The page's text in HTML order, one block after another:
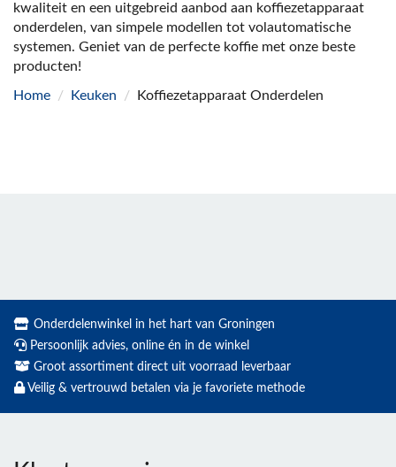
kwaliteit en een uitgebreid aanbod aan koffiezetapparaat
onderdelen, van simpele modellen tot volautomatische
systemen. Geniet van de perfecte koffie met onze beste
producten!
Home / Keuken / Koffiezetapparaat Onderdelen
Onderdelenwinkel in het hart van Groningen
Persoonlijk advies, online én in de winkel
Groot assortiment direct uit voorraad leverbaar
Veilig & vertrouwd betalen via je favoriete methode